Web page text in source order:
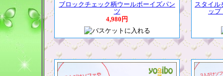
ブロックチェック柄ウールボーイズパン
ツ
4,980円
スタイル
ップ